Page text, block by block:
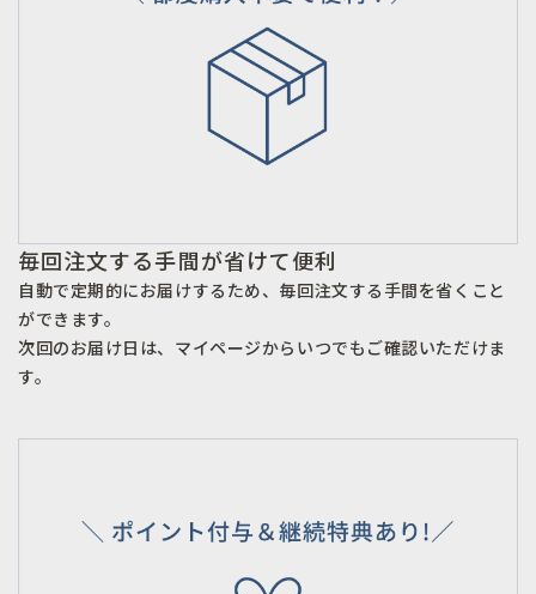
毎回注文する手間が省けて便利
自動で定期的にお届けするため、毎回注文する手間を省くこと
ができます。
次回のお届け日は、マイページからいつでもご確認いただけま
す。